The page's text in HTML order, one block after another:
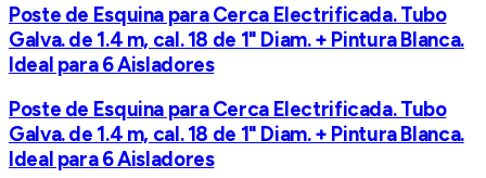
Poste de Esquina para Cerca Electrificada. Tubo
Galva. de 1.4 m, cal. 18 de 1" Diam. + Pintura Blanca.
Ideal para 6 Aisladores
Poste de Esquina para Cerca Electrificada. Tubo
Galva. de 1.4 m, cal. 18 de 1" Diam. + Pintura Blanca.
Ideal para 6 Aisladores